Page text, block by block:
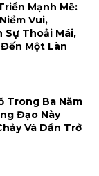
Mạnh Mẽ:
Vui,
Sự Thoải Mái,
Một Làn
Trong Ba Năm
Đạo Này
Và Dần Trở